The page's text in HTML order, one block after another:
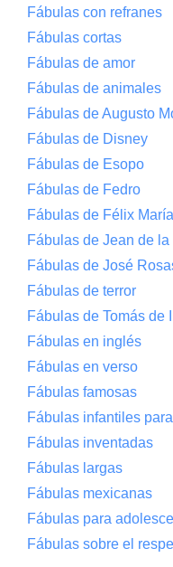
Fábulas con refranes
Fábulas cortas
Fábulas de amor
Fábulas de animales
Fábulas de Augusto
Fábulas de Disney
Fábulas de Esopo
Fábulas de Fedro
Fábulas de Félix
Fábulas de Jean de
Fábulas de José
Fábulas de terror
Fábulas de Tomás de
Fábulas en inglés
Fábulas en verso
Fábulas famosas
Fábulas infantiles
Fábulas inventadas
Fábulas largas
Fábulas mexicanas
Fábulas para
Fábulas sobre el